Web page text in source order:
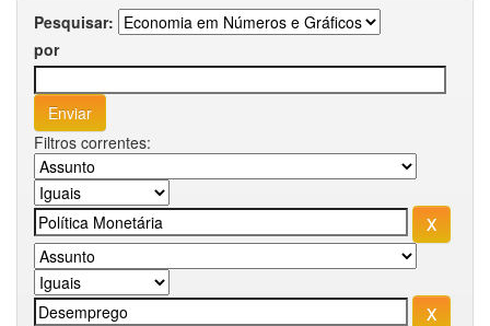
Pesquisar:
por
Filtros correntes: